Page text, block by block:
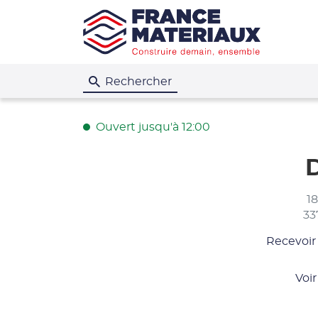
Rechercher
Ouvert jusqu'à 12:00
du
vente